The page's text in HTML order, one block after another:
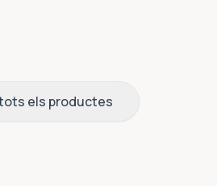
els productes